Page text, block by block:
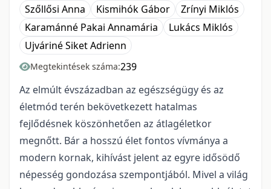
Szőllősi Anna Kismihók Gábor
Zrínyi Miklós
Karamánné Pakai Annamária
Lukács Miklós
Ujváriné Siket Adrienn
Megtekintések száma:239
Az elmúlt évszázadban az egészségügy és az
életmód terén bekövetkezett hatalmas
fejlődésnek köszönhetően az átlagéletkor
megnőtt. Bár a hosszú élet fontos vívmánya a
modern kornak, kihívást jelent az egyre idősödő
népesség gondozása szempontjából. Mivel a világ